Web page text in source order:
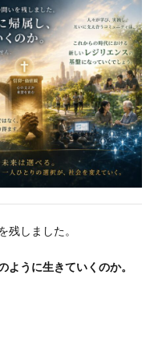
残しました。
うに生きていくのか。